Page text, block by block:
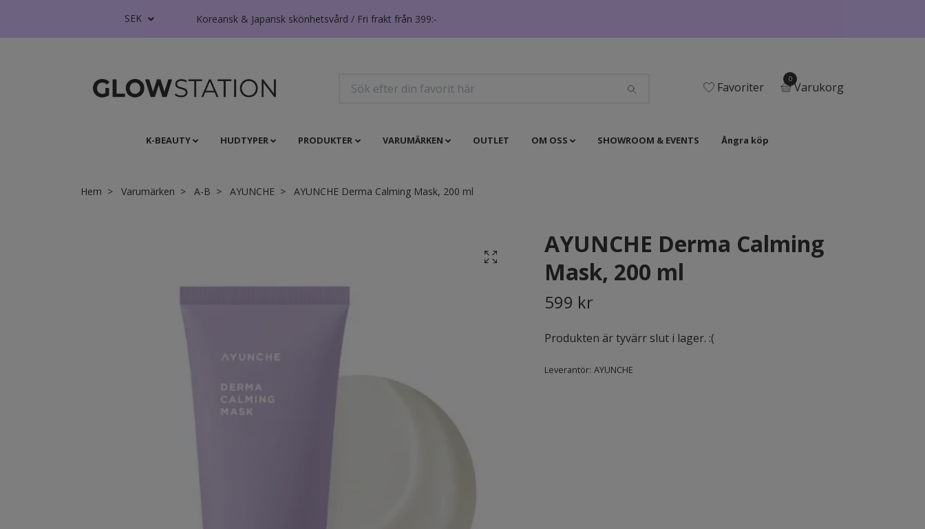
SEK Koreansk & Japansk skönhetsvård / Fri frakt från 399:-
Favoriter
0
Varukorg
K-BEAUTY HUDTYPER PRODUKTER VARUMÄRKEN OUTLET OM OSS SHOWROOM & EVENTS Ångra köp
Hem Varumärken A-B AYUNCHE AYUNCHE Derma Calming Mask, 200 ml
AYUNCHE Derma Calming
Mask, 200 ml
599 kr
Produkten är tyvärr slut i lager. :(
Leverantör: AYUNCHE